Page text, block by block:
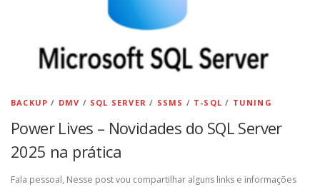
CONTATO
BACKUP / DMV / SQL SERVER / SSMS / T-SQL / TUNING
Power Lives – Novidades do SQL Server
2025 na prática
Fala pessoal, Nesse post vou compartilhar alguns links e informações